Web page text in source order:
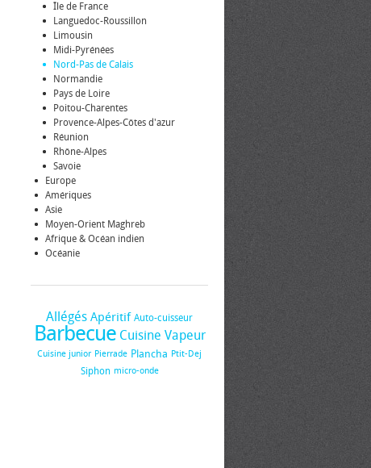
Île de France
Languedoc-Roussillon
Limousin
Midi-Pyrénées
Nord-Pas de Calais
Normandie
Pays de Loire
Poitou-Charentes
Provence-Alpes-Côtes d'azur
Réunion
Rhône-Alpes
Savoie
Europe
Amériques
Asie
Moyen-Orient Maghreb
Afrique & Océan indien
Océanie
Allégés Apéritif Auto-cuisseur
Barbecue Cuisine Vapeur
Cuisine junior Pierrade Plancha Ptit-Dej
Siphon micro-onde